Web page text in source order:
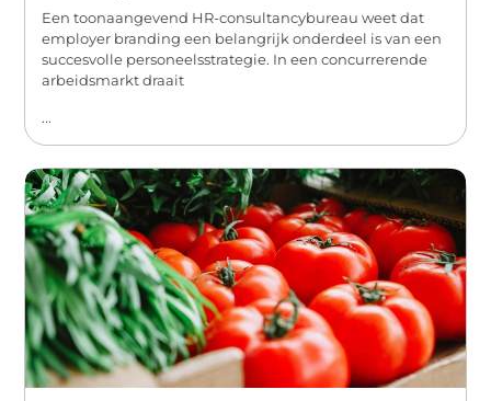
Een toonaangevend HR-consultancybureau weet dat
employer branding een belangrijk onderdeel is van een
succesvolle personeelsstrategie. In een concurrerende
arbeidsmarkt draait
...